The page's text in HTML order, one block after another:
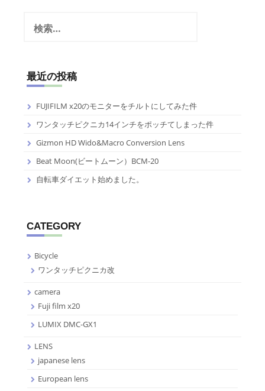
最近の投稿
FUJIFILM x20のモニターをチルトにしてみた件
ワンタッチピクニカ14インチをポッチてしまった件
Gizmon HD Wido&Macro Conversion Lens
Beat Moon(ビートムーン）BCM-20
自転車ダイエット始めました。
CATEGORY
Bicycle
ワンタッチピクニカ改
camera
Fuji film x20
LUMIX DMC-GX1
LENS
japanese lens
European lens